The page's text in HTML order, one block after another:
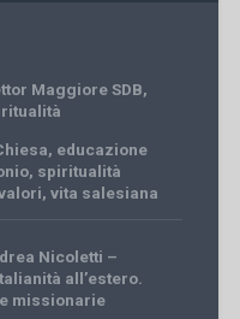
Maggiore SDB,
, educazione
, spiritualità
, vita salesiana
Nicoletti –
all’estero.
missionarie